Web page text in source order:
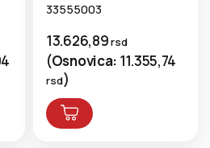
33555003
13.626,89rsd
(Osnovica: 11.355,74
rsd)